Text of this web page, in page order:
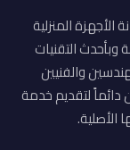
المنزلية
التقنيات
والفنيين
دائماً لتقديم خدمة